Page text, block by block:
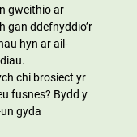
gweithio ar
gan ddefnyddio’r
hyn ar ail-
chi brosiect yr
fusnes? Bydd y
gyda